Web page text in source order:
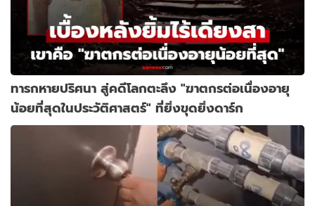
ทารกหายปริศนา สู่คดีโลกตะลึง "ฆาตกรต่อเนื่องอายุ
น้อยที่สุดในประวัติศาสตร์" ที่ยิ่งขุดยิ่งดาร์ก